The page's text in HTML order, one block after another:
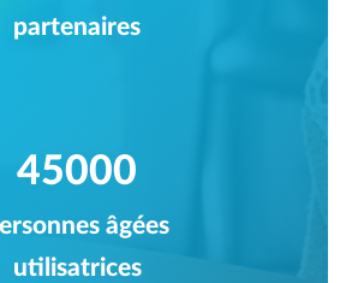
partenaires
45000
âgées
utilisatrices